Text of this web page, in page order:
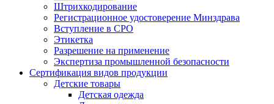
Штрихкодирование
Регистрационное удостоверение Минздрава
Вступление в СРО
Этикетка
Разрешение на применение
Экспертиза промышленной безопасности
Сертификация видов продукции
Детские товары
Детская одежда